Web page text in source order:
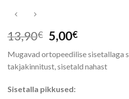
13,90€ Algne
hind
oli:
13,90€.
5,00€Praegune
on:
5,00€.
Mugavad ortopeedilise sisetallaga
takjakinnitust, sisetald nahast
Sisetalla pikkused: